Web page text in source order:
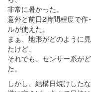
非常に暑かった。
意外と前日2時間程度で
ルが使えた。
まぁ、地形がどのように
たけど、
それでも、センサー系が
た。
しかし、結構日焼けしたな